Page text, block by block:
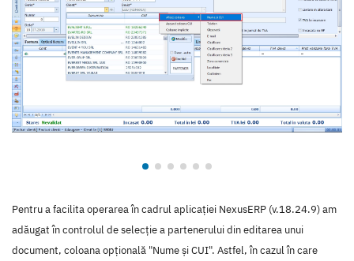
Pentru a facilita operarea în cadrul aplicației NexusERP (v.18.24.9) am
adăugat în controlul de selecție a partenerului din editarea unui
document, coloana opțională "Nume și CUI". Astfel, în cazul în care